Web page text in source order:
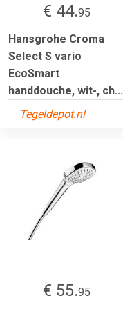
€ 44.95
Hansgrohe Croma
Select S vario
EcoSmart
handdouche, wit-, ch...
Tegeldepot.nl
€ 55.95